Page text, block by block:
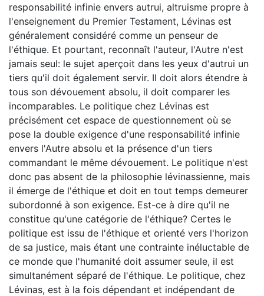
responsabilité infinie envers autrui, altruisme propre à
l'enseignement du Premier Testament, Lévinas est
généralement considéré comme un penseur de
l'éthique. Et pourtant, reconnaît l'auteur, l'Autre n'est
jamais seul: le sujet aperçoit dans les yeux d'autrui un
tiers qu'il doit également servir. Il doit alors étendre à
tous son dévouement absolu, il doit comparer les
incomparables. Le politique chez Lévinas est
précisément cet espace de questionnement où se
pose la double exigence d'une responsabilité infinie
envers l'Autre absolu et la présence d'un tiers
commandant le même dévouement. Le politique n'est
donc pas absent de la philosophie lévinassienne, mais
il émerge de l'éthique et doit en tout temps demeurer
subordonné à son exigence. Est-ce à dire qu'il ne
constitue qu'une catégorie de l'éthique? Certes le
politique est issu de l'éthique et orienté vers l'horizon
de sa justice, mais étant une contrainte inéluctable de
ce monde que l'humanité doit assumer seule, il est
simultanément séparé de l'éthique. Le politique, chez
Lévinas, est à la fois dépendant et indépendant de